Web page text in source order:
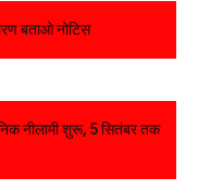
बताओ नोटिस
नीलामी शुरू, 5 सितंबर तक